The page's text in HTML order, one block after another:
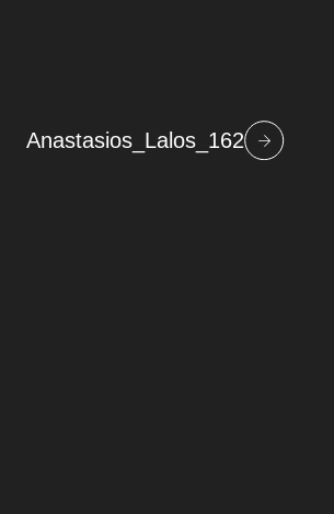
Anastasios_Lalos_162